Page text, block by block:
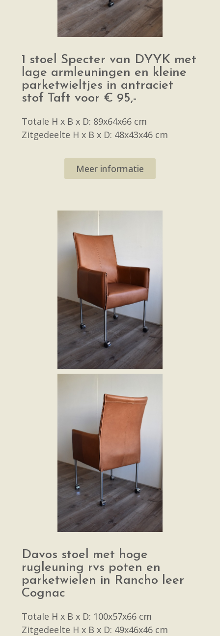
1 stoel Specter van DYYK met
lage armleuningen en kleine
parketwieltjes in antraciet
stof Taft voor € 95,-
Totale H x B x D: 89x64x66 cm
Zitgedeelte H x B x D: 48x43x46 cm
Meer informatie
Davos stoel met hoge
rugleuning rvs poten en
parketwielen in Rancho leer
Cognac
Totale H x B x D: 100x57x66 cm
Zitgedeelte H x B x D: 49x46x46 cm